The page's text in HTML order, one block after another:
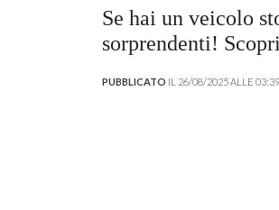
Se hai un veicolo
sorprendenti!
PUBBLICATO IL 26/08/2025 ALLE 03:39